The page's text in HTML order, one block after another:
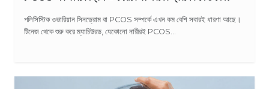
পলিসিস্টিক ওভারিয়ান সিনড্রোম বা PCOS সম্পর্কে এখন কম বেশি সবারই ধারণা আছে।
টিনেজ থেকে শুরু করে ম্যাচিউরড, যেকোনো নারীরই PCOS...